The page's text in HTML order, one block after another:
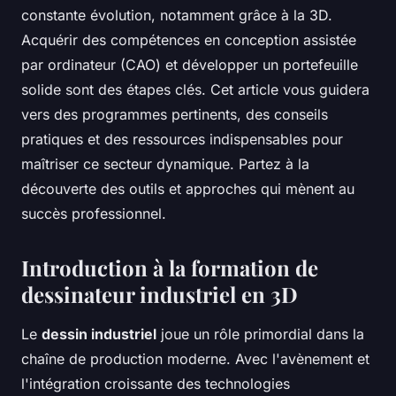
constante évolution, notamment grâce à la 3D.
Acquérir des compétences en conception assistée
par ordinateur (CAO) et développer un portefeuille
solide sont des étapes clés. Cet article vous guidera
vers des programmes pertinents, des conseils
pratiques et des ressources indispensables pour
maîtriser ce secteur dynamique. Partez à la
découverte des outils et approches qui mènent au
succès professionnel.
Introduction à la formation de
dessinateur industriel en 3D
Le dessin industriel joue un rôle primordial dans la
chaîne de production moderne. Avec l'avènement et
l'intégration croissante des technologies